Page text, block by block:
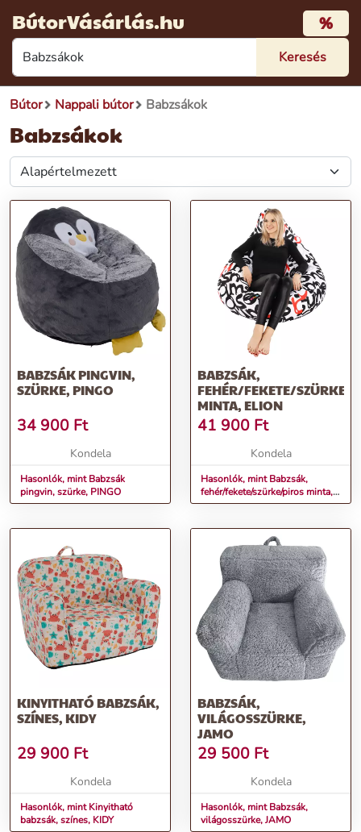
BútorVásárlás.hu %
Bútor Nappali bútor Babzsákok
Babzsákok
BABZSÁK PINGVIN,
SZÜRKE, PINGO
34 900 Ft
Kondela
Hasonlók, mint Babzsák
pingvin, szürke, PINGO
BABZSÁK,
FEHÉR/FEKETE/SZÜRKE/
MINTA, ELION
41 900 Ft
Kondela
Hasonlók, mint Babzsák,
fehér/fekete/szürke/piros minta,
ELION
KINYITHATÓ BABZSÁK,
SZÍNES, KIDY
29 900 Ft
Kondela
Hasonlók, mint Kinyitható
babzsák, színes, KIDY
BABZSÁK,
VILÁGOSSZÜRKE,
JAMO
29 500 Ft
Kondela
Hasonlók, mint Babzsák,
világosszürke, JAMO